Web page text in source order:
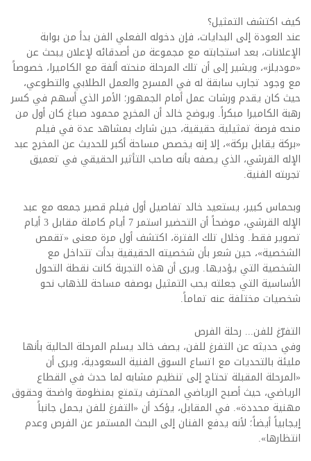
كيف اكتشف التمثيل؟
عند العودة إلى البدايات، فإن دخوله الفعلي الفن بدأ من بوابة
الإعلانات، بعد استجابته مع مجموعة من أصدقائه لإعلان يبحث عن
«موديلز»، ويشير إلى أن تلك المرحلة منحته ألفة مع الكاميرا، خصوصاً
مع وجود تجارب سابقة له في المسرح والعمل الطلابي والتطوعي،
حيث كان يقدم ورشات عمل أمام الجمهور؛ الأمر الذي أسهم في كسر
رهبة الكاميرا مبكراً. ويوضح خالد أن المخرج محمود صباغ كان أول من
منحه فرصة تمثيلية حقيقية، حين شارك بمشاهد عدة في فيلم
«بركة يقابل بركة»، إلا إنه يخصص مساحة أكبر للحديث عن المخرج عبد
الإله القرشي، الذي يصفه بأنه صاحب التأثير الحقيقي في تعميق
تجربته الفنية.
وبحماس كبير، يستعيد خالد تفاصيل أول فيلم قصير جمعه مع عبد
الإله القرشي، موضحاً أن التحضير استمر 7 أيام كاملة مقابل 3 أيام
تصوير فقط. وخلال تلك الفترة، اكتشف أول مرة معنى «تقمص
الشخصية»، حين شعر بأن شخصيته الحقيقية بدأت تتداخل مع
الشخصية التي يؤديها. ويرى أن هذه التجربة كانت نقطة التحول
الأساسية التي جعلته يحب التمثيل بوصفه مساحة للذهاب نحو
شخصيات مختلفة عنه تماماً.
التفرّغ للفن... رحلة الفرص
وفي حديثه عن التفرغ للفن، يصف خالد يسلم المرحلة الحالية بأنها
مليئة بالتحديات مع اتساع السوق الفنية السعودية، ويرى أن
«المرحلة المقبلة تحتاج إلى تنظيم مشابه لما حدث في القطاع
الرياضي، حيث أصبح الرياضي المحترف يتمتع بمنظومة واضحة وحقوق
مهنية محددة». في المقابل، يؤكد أن «التفرغ للفن يحمل جانباً
إيجابياً أيضاً؛ لأنه يدفع الفنان إلى البحث المستمر عن الفرص وعدم
انتظارها».